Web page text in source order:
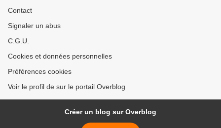
Contact
Signaler un abus
C.G.U.
Cookies et données personnelles
Préférences cookies
Voir le profil de sur le portail Overblog
Créer un blog sur Overblog